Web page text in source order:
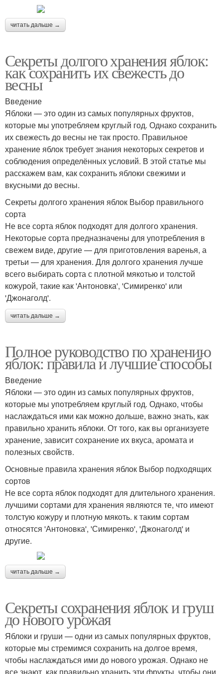
читать дальше →
Секреты долгого хранения яблок:
как сохранить их свежесть до
весны
Введение
Яблоки — это один из самых популярных фруктов,
которые мы употребляем круглый год. Однако сохранить
их свежесть до весны не так просто. Правильное
хранение яблок требует знания некоторых секретов и
соблюдения определённых условий. В этой статье мы
расскажем вам, как сохранить яблоки свежими и
вкусными до весны.
Секреты долгого хранения яблок Выбор правильного
сорта
Не все сорта яблок подходят для долгого хранения.
Некоторые сорта предназначены для употребления в
свежем виде, другие — для приготовления варенья, а
третьи — для хранения. Для долгого хранения лучше
всего выбирать сорта с плотной мякотью и толстой
кожурой, такие как 'Антоновка', 'Симиренко' или
'Джонаголд'.
читать дальше →
Полное руководство по хранению
яблок: правила и лучшие способы
Введение
Яблоки — это один из самых популярных фруктов,
которые мы употребляем круглый год. Однако, чтобы
наслаждаться ими как можно дольше, важно знать, как
правильно хранить яблоки. От того, как вы организуете
хранение, зависит сохранение их вкуса, аромата и
полезных свойств.
Основные правила хранения яблок Выбор подходящих
сортов
Не все сорта яблок подходят для длительного хранения.
лучшими сортами для хранения являются те, что имеют
толстую кожуру и плотную мякоть. к таким сортам
относятся 'Антоновка', 'Симиренко', 'Джонаголд' и
другие.
читать дальше →
Секреты сохранения яблок и груш
до нового урожая
Яблоки и груши — одни из самых популярных фруктов,
которые мы стремимся сохранить на долгое время,
чтобы наслаждаться ими до нового урожая. Однако не
все знают, как правильно хранить эти фрукты, чтобы они